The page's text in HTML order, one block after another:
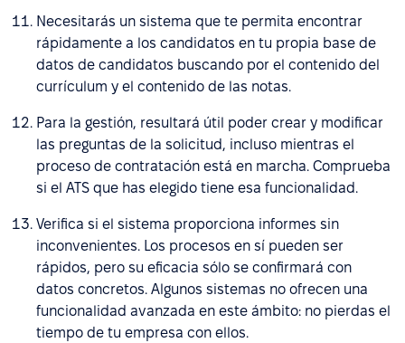
Necesitarás un sistema que te permita encontrar
rápidamente a los candidatos en tu propia base de
datos de candidatos buscando por el contenido del
currículum y el contenido de las notas.
Para la gestión, resultará útil poder crear y modificar
las preguntas de la solicitud, incluso mientras el
proceso de contratación está en marcha. Comprueba
si el ATS que has elegido tiene esa funcionalidad.
Verifica si el sistema proporciona informes sin
inconvenientes. Los procesos en sí pueden ser
rápidos, pero su eficacia sólo se confirmará con
datos concretos. Algunos sistemas no ofrecen una
funcionalidad avanzada en este ámbito: no pierdas el
tiempo de tu empresa con ellos.